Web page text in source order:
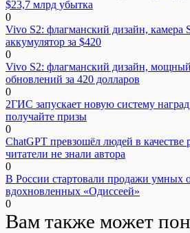
$23,7 млрд убытка
0
Vivo S2: флагманский дизайн,
аккумулятор за $420
0
Vivo S2: флагманский дизайн,
обновлений за 420 долларов
0
2ГИС запускает новую систему
получайте призы
0
ChatGPT превзошёл людей в качестве
читатели не знали автора
0
В России стартовали продажи умных
вдохновленных «Одиссеей»
0
Вам также может